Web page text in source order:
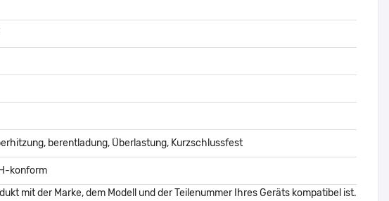
berentladung, Überlastung, Kurzschlussfest
konform
mit der Marke, dem Modell und der Teilenummer Ihres Geräts kompatibel ist.